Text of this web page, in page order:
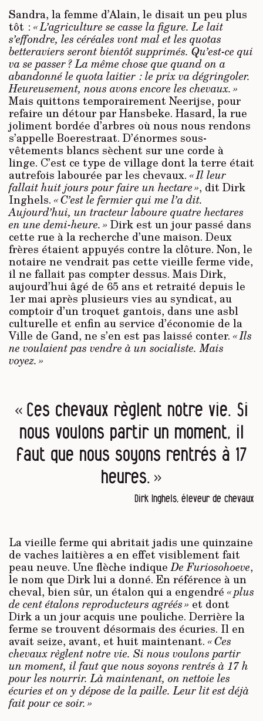
Sandra, la femme d’Alain, le disait un peu plus
tôt : « L’agriculture se casse la figure. Le lait
s’effondre, les céréales vont mal et les quotas
betteraviers seront bientôt supprimés. Qu’est-ce qui
va se passer ? La même chose que quand on a
abandonné le quota laitier : le prix va dégringoler.
Heureusement, nous avons encore les chevaux. »
Mais quittons temporairement Neerijse, pour
refaire un détour par Hansbeke. Hasard, la rue
joliment bordée d’arbres où nous nous rendons
s’appelle Boerestraat. D’énormes sous-
vêtements blancs sèchent sur une corde à
linge. C’est ce type de village dont la terre était
autrefois labourée par les chevaux. « Il leur
fallait huit jours pour faire un hectare », dit Dirk
Inghels. « C’est le fermier qui me l’a dit.
Aujourd’hui, un tracteur laboure quatre hectares
en une demi-heure. » Dirk est un jour passé dans
cette rue à la recherche d’une maison. Deux
frères étaient appuyés contre la clôture. Non, le
notaire ne vendrait pas cette vieille ferme vide,
il ne fallait pas compter dessus. Mais Dirk,
aujourd’hui âgé de 65 ans et retraité depuis le
1er mai après plusieurs vies au syndicat, au
comptoir d’un troquet gantois, dans une asbl
culturelle et enfin au service d’économie de la
Ville de Gand, ne s’en est pas laissé conter. « Ils
ne voulaient pas vendre à un socialiste. Mais
voyez. »
« Ces chevaux règlent notre vie. Si
nous voulons partir un moment, il
faut que nous soyons rentrés à 17
heures. »
Dirk Inghels, éleveur de chevaux
La vieille ferme qui abritait jadis une quinzaine
de vaches laitières a en effet visiblement fait
peau neuve. Une flèche indiqueDe Furiosohoeve,
le nom que Dirk lui a donné. En référence à un
cheval, bien sûr, un étalon qui a engendré « plus
de cent étalons reproducteurs agréés » et dont
Dirk a un jour acquis une pouliche. Derrière la
ferme se trouvent désormais des écuries. Il en
avait seize, avant, et huit maintenant. « Ces
chevaux règlent notre vie. Si nous voulons partir
un moment, il faut que nous soyons rentrés à 17 h
pour les nourrir. Là maintenant, on nettoie les
écuries et on y dépose de la paille. Leur lit est déjà
fait pour ce soir. »